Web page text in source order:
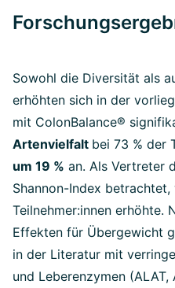
Sowohl die Diversität als
erhöhten sich in der
mit ColonBalance®
Artenvielfalt bei 73 % der
um 19 % an. Als Vertreter
Shannon-Index
Teilnehmer:innen erhöhte.
Effekten für Übergewicht
in der Literatur mit
und Leberenzymen